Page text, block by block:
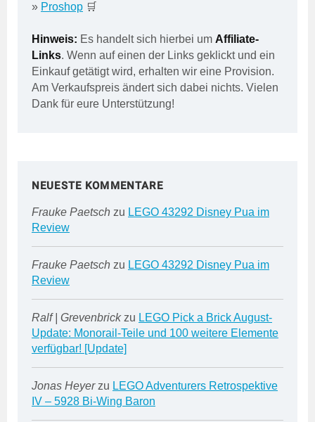
» Proshop 🛒
Hinweis: Es handelt sich hierbei um Affiliate-
Links. Wenn auf einen der Links geklickt und ein
Einkauf getätigt wird, erhalten wir eine Provision.
Am Verkaufspreis ändert sich dabei nichts. Vielen
Dank für eure Unterstützung!
NEUESTE KOMMENTARE
Frauke Paetsch zu LEGO 43292 Disney Pua im
Review
Frauke Paetsch zu LEGO 43292 Disney Pua im
Review
Ralf | Grevenbrickzu LEGO Pick a Brick August-
Update: Monorail-Teile und 100 weitere Elemente
verfügbar! [Update]
Jonas Heyerzu LEGO Adventurers Retrospektive
IV – 5928 Bi-Wing Baron